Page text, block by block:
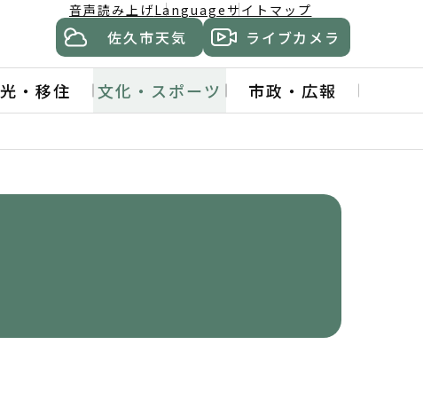
音声読み上げLanguage サイトマップ
佐久市天気 ライブカメラ
・移住 文化・スポーツ 市政・広報